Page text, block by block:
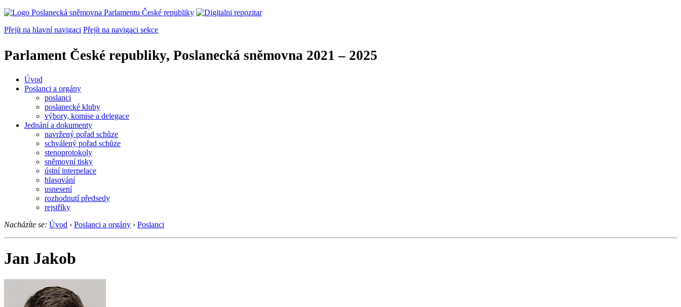
Přejít na hlavní navigaci Přejít na navigaci sekce
Parlament České republiky, Poslanecká sněmovna 2021 – 2025
Úvod
Poslanci a orgány
poslanci
poslanecké kluby
výbory, komise a delegace
Jednání a dokumenty
navržený pořad schůze
schválený pořad schůze
stenoprotokoly
sněmovní tisky
ústní interpelace
hlasování
usnesení
rozhodnutí předsedy
rejstříky
Nacházíte se: Úvod › Poslanci a orgány › Poslanci
Jan Jakob